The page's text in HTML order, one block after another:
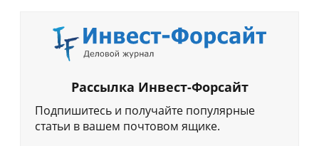
Рассылка Инвест-Форсайт
Подпишитесь и получайте популярные
статьи в вашем почтовом ящике.